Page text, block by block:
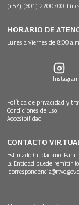
(+57) (601) 2200700.
HORARIO DE
Lunes a viernes de 8:00
Instagram
Política de privacidad y
Condiciones de uso
Accesibilidad
CONTACTO
Estimado Ciudadano: Para
la Entidad puede remitir